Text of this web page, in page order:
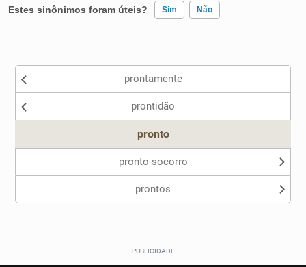
Estes sinônimos foram úteis? Sim Não
Nenhum dos sinônimos apresentados me ajudou
prontamente
prontidão
pronto
pronto-socorro
prontos